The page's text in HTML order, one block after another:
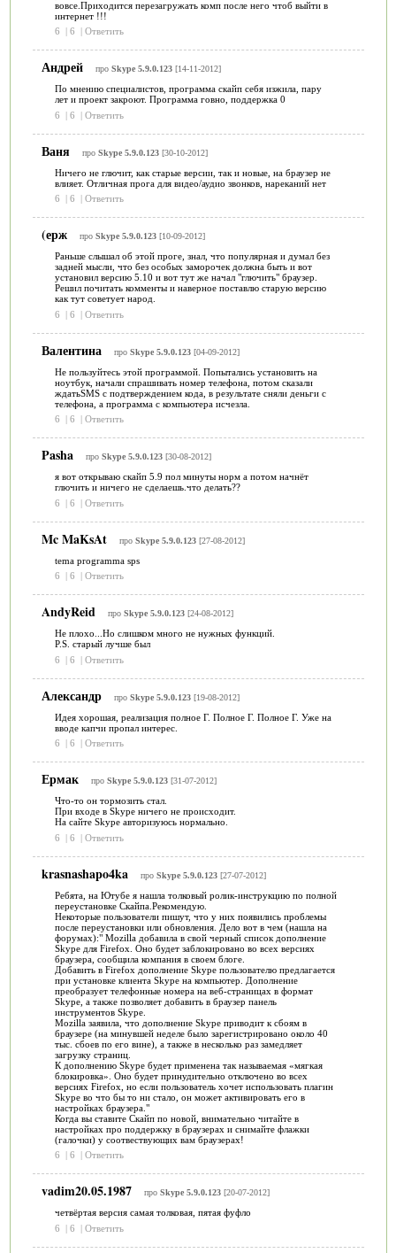
вовсе.Приходится перезагружать комп после него чтоб выйти в
интернет !!!
6
| 6 | Ответить
Андрей про Skype 5.9.0.123[14-11-2012]
По мнению специалистов, программа скайп себя изжила, пару
лет и проект закроют. Программа говно, поддержка 0
6
| 6 | Ответить
Ваня про Skype 5.9.0.123[30-10-2012]
Ничего не глючит, как старые версии, так и новые, на браузер не
влияет. Отличная прога для видео/аудио звонков, нареканий нет
6
| 6 | Ответить
(ерж про Skype 5.9.0.123[10-09-2012]
Раньше слышал об этой проге, знал, что популярная и думал без
задней мысли, что без особых заморочек должна быть и вот
установил версию 5.10 и вот тут же начал "глючить" браузер.
Решил почитать комменты и наверное поставлю старую версию
как тут советует народ.
6
| 6 | Ответить
Валентина про Skype 5.9.0.123[04-09-2012]
Не пользуйтесь этой программой. Попытались установить на
ноутбук, начали спрашивать номер телефона, потом сказали
ждатьSMS с подтверждением кода, в результате сняли деньги с
телефона, а программа с компьютера исчезла.
6
| 6 | Ответить
Pasha про Skype 5.9.0.123[30-08-2012]
я вот открываю скайп 5.9 пол минуты норм а потом начнёт
глючить и ничего не сделаешь.что делать??
6
| 6 | Ответить
Mc MaKsAt про Skype 5.9.0.123[27-08-2012]
tema programma sps
6
| 6 | Ответить
AndyReid про Skype 5.9.0.123[24-08-2012]
Не плохо...Но слишком много не нужных функций.
P.S. старый лучше был
6
| 6 | Ответить
Александр про Skype 5.9.0.123[19-08-2012]
Идея хорошая, реализация полное Г. Полное Г. Полное Г. Уже на
вводе капчи пропал интерес.
6
| 6 | Ответить
Ермак про Skype 5.9.0.123[31-07-2012]
Что-то он тормозить стал.
При входе в Skype ничего не происходит.
На сайте Skype авторизуюсь нормально.
6
| 6 | Ответить
krasnashapo4ka про Skype 5.9.0.123[27-07-2012]
Ребята, на Ютубе я нашла толковый ролик-инструкцию по полной
переустановке Скайпа.Рекомендую.
Некоторые пользователи пишут, что у них появились проблемы
после переустановки или обновления. Дело вот в чем (нашла на
форумах):" Mozilla добавила в свой черный список дополнение
Skype для Firefox. Оно будет заблокировано во всех версиях
браузера, сообщила компания в своем блоге.
Добавить в Firefox дополнение Skype пользователю предлагается
при установке клиента Skype на компьютер. Дополнение
преобразует телефонные номера на веб-страницах в формат
Skype, а также позволяет добавить в браузер панель
инструментов Skype.
Mozilla заявила, что дополнение Skype приводит к сбоям в
браузере (на минувшей неделе было зарегистрировано около 40
тыс. сбоев по его вине), а также в несколько раз замедляет
загрузку страниц.
К дополнению Skype будет применена так называемая «мягкая
блокировка». Оно будет принудительно отключено во всех
версиях Firefox, но если пользователь хочет использовать плагин
Skype во что бы то ни стало, он может активировать его в
настройках браузера."
Когда вы ставите Скайп по новой, внимательно читайте в
настройках про поддержку в браузерах и снимайте флажки
(галочки) у соотвествующих вам браузерах!
6
| 6 | Ответить
vadim20.05.1987 про Skype 5.9.0.123[20-07-2012]
четвёртая версия самая толковая, пятая фуфло
6
| 6 | Ответить